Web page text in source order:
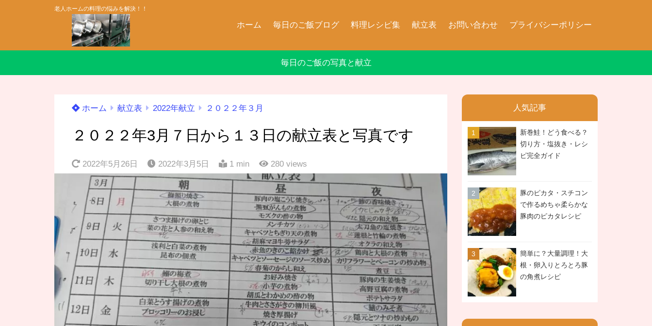
老人ホームの料理の悩みを解決！！
ホーム 毎日のご飯ブログ 料理レシピ集 献立表 お問い合わせ プライバシーポリシー
毎日のご飯の写真と献立
ホーム 献立表 2022年献立 ２０２２年３月
２０２２年3月７日から１３日の献立表と写真です
2022年5月26日 2022年3月5日 1 min 280 views
人気記事
新巻鮭！どう食べる？
切り方・塩抜き・レシ
ピ完全ガイド
豚のピカタ・スチコン
で作るめちゃ柔らかな
豚肉のピカタレシピ
簡単に？大量調理！大
根・卵入りとろとろ豚
の角煮レシピ